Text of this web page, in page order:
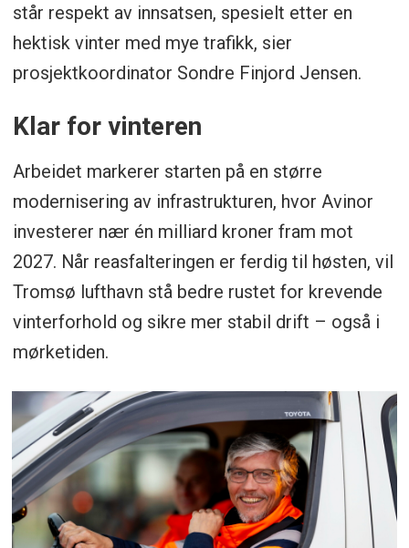
står respekt av innsatsen, spesielt etter en
hektisk vinter med mye trafikk, sier
prosjektkoordinator Sondre Finjord Jensen.
Klar for vinteren
Arbeidet markerer starten på en større
modernisering av infrastrukturen, hvor Avinor
investerer nær én milliard kroner fram mot
2027. Når reasfalteringen er ferdig til høsten, vil
Tromsø lufthavn stå bedre rustet for krevende
vinterforhold og sikre mer stabil drift – også i
mørketiden.